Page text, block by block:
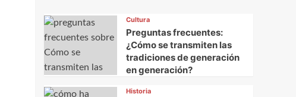
Cultura
Preguntas frecuentes:
¿Cómo se transmiten las
tradiciones de generación
en generación?
Historia